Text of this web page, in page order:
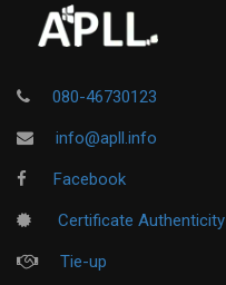
080-46730123
info@apll.info
Facebook
Certificate Authenticity
Tie-up